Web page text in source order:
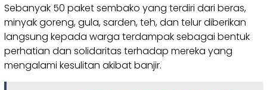
Sebanyak 50 paket sembako yang terdiri dari beras,
minyak goreng, gula, sarden, teh, dan telur diberikan
langsung kepada warga terdampak sebagai bentuk
perhatian dan solidaritas terhadap mereka yang
mengalami kesulitan akibat banjir.